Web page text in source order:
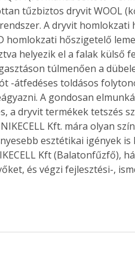
tűzbiztos dryvit WOOL
A dryvit homlokzati
homlokzati hőszigetelő
helyezik el a falak külső
túlmenően a
-átfedéses toldásos
A gondosan
a dryvit termékek tetszés
Kft. mára olyan
esztétikai igények is
Kft (Balatonfűzfő),
és végzi fejlesztési-,